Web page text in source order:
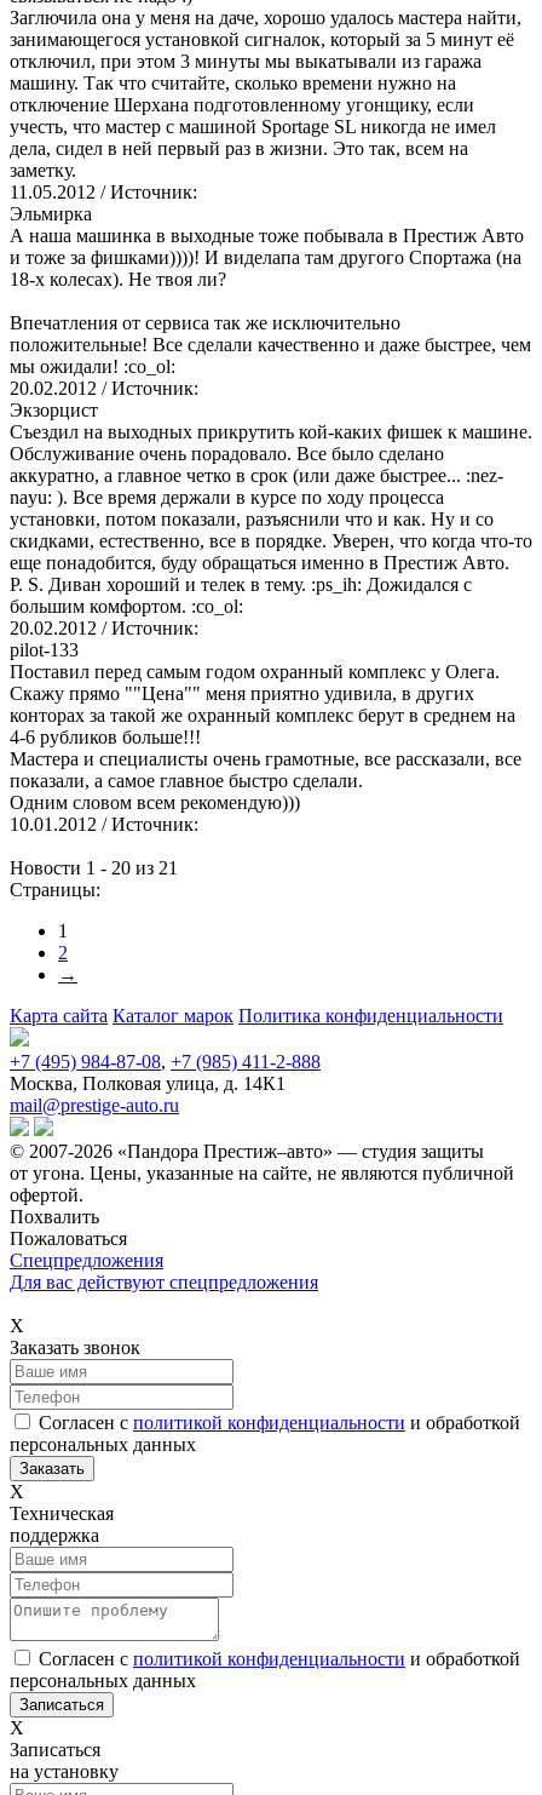
Заглючила она у меня на даче, хорошо удалось мастера найти,
занимающегося установкой сигналок, который за 5 минут её
отключил, при этом 3 минуты мы выкатывали из гаража
машину. Так что считайте, сколько времени нужно на
отключение Шерхана подготовленному угонщику, если
учесть, что мастер с машиной Sportage SL никогда не имел
дела, сидел в ней первый раз в жизни. Это так, всем на
заметку.
11.05.2012 / Источник:
Эльмирка
А наша машинка в выходные тоже побывала в Престиж Авто
и тоже за фишками))))! И виделапа там другого Спортажа (на
18-х колесах). Не твоя ли?
Впечатления от сервиса так же исключительно
положительные! Все сделали качественно и даже быстрее, чем
мы ожидали! :co_ol:
20.02.2012 / Источник:
Экзорцист
Съездил на выходных прикрутить кой-каких фишек к машине.
Обслуживание очень порадовало. Все было сделано
аккуратно, а главное четко в срок (или даже быстрее... :nez-
nayu: ). Все время держали в курсе по ходу процесса
установки, потом показали, разъяснили что и как. Ну и со
скидками, естественно, все в порядке. Уверен, что когда что-то
еще понадобится, буду обращаться именно в Престиж Авто.
P. S. Диван хороший и телек в тему. :ps_ih: Дожидался с
большим комфортом. :co_ol:
20.02.2012 / Источник:
pilot-133
Поставил перед самым годом охранный комплекс у Олега.
Скажу прямо ""Цена"" меня приятно удивила, в других
конторах за такой же охранный комплекс берут в среднем на
4-6 рубликов больше!!!
Мастера и специалисты очень грамотные, все рассказали, все
показали, а самое главное быстро сделали.
Одним словом всем рекомендую)))
10.01.2012 / Источник:
Новости 1 - 20 из 21
Страницы:
1
2
→
Карта сайта Каталог марок Политика конфиденциальности
+7 (495) 984-87-08, +7 (985) 411-2-888
Москва, Полковая улица, д. 14К1
mail@prestige-auto.ru
© 2007-2026 «Пандора Престиж–авто» — студия защиты
от угона. Цены, указанные на сайте, не являются публичной
офертой.
Похвалить
Пожаловаться
Спецпредложения
Для вас действуют спецпредложения
Х
Заказать звонок
Согласен с политикой конфиденциальности и обработкой
персональных данных
Х
Техническая
поддержка
Согласен с политикой конфиденциальности и обработкой
персональных данных
Х
Записаться
на установку